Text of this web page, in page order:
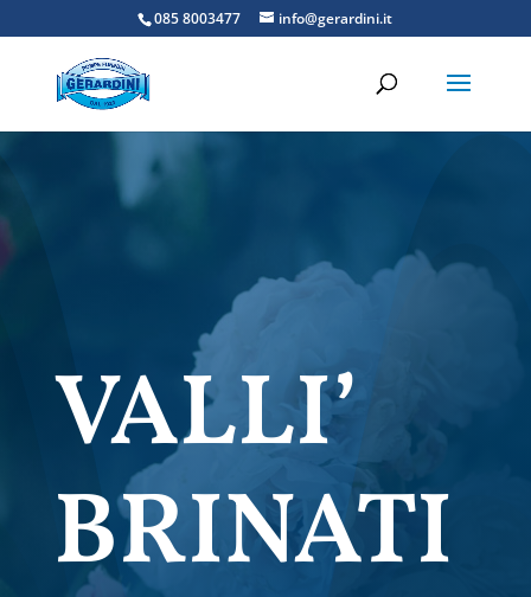
085 8003477 info@gerardini.it
VALLI’
BRINATI